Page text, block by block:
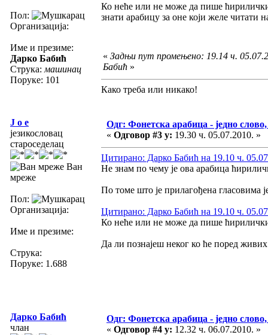
Пол:
Организација:
Име и презиме:
Дарко Бабић
Струка: машинац
Поруке: 101
Ко неће или не може да пише
знати арабицу за оне који желе читати
« Задњи пут промењено: 19.14 ч.
Бабић »
Како треба или никако!
J o e
језикословац
староседелац
Ван
мреже
Пол:
Организација:
Име и презиме:
Струка:
Поруке: 1.688
Одг: Фонетска арабица - једно слово,
« Одговор #3 у: 19.30 ч. 05.07.2010. »
Цитирано: Дарко Бабић на 19.10 ч.
Не знам по чему је ова арабица
По томе што је прилагођена гласовима
Цитирано: Дарко Бабић на 19.10 ч.
Ко неће или не може да пише
Да ли познајеш неког ко ће поред
Дарко Бабић
члан
Одг: Фонетска арабица - једно слово,
« Одговор #4 у: 12.32 ч. 06.07.2010. »